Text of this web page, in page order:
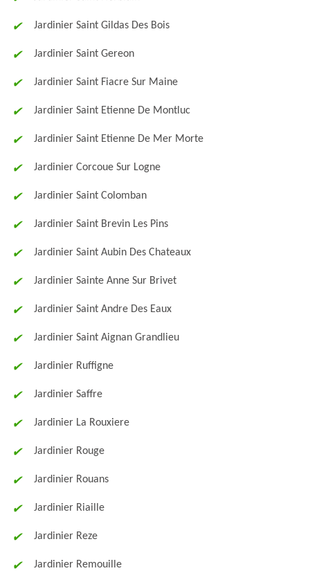
Jardinier Saint Gildas Des Bois
Jardinier Saint Gereon
Jardinier Saint Fiacre Sur Maine
Jardinier Saint Etienne De Montluc
Jardinier Saint Etienne De Mer Morte
Jardinier Corcoue Sur Logne
Jardinier Saint Colomban
Jardinier Saint Brevin Les Pins
Jardinier Saint Aubin Des Chateaux
Jardinier Sainte Anne Sur Brivet
Jardinier Saint Andre Des Eaux
Jardinier Saint Aignan Grandlieu
Jardinier Ruffigne
Jardinier Saffre
Jardinier La Rouxiere
Jardinier Rouge
Jardinier Rouans
Jardinier Riaille
Jardinier Reze
Jardinier Remouille